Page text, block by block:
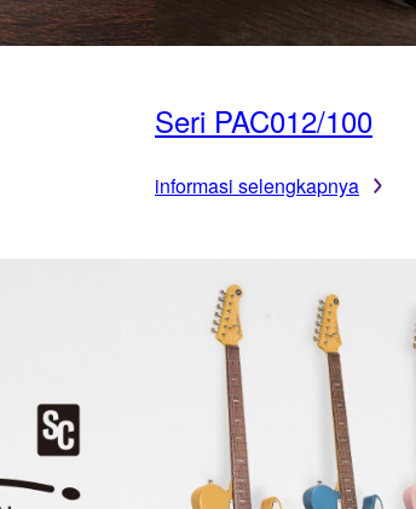
Seri PAC012/100
informasi selengkapnya